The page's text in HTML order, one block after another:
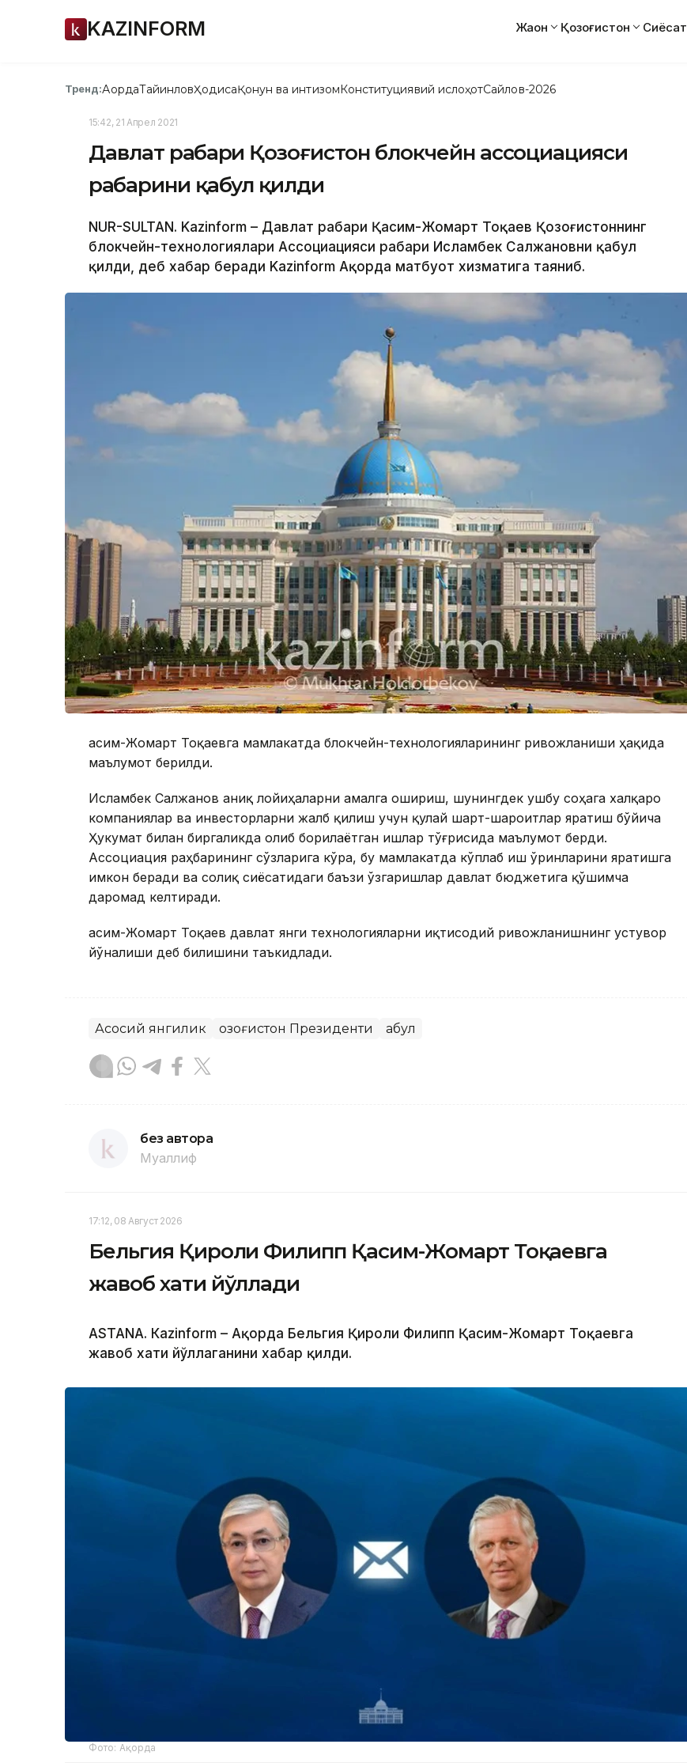
KAZINFORM Жаҳон Қозоғистон Сиёсат
Тренд:АқордаТайинловҲодисаҚонун ва интизомКонституциявий ислоҳотСайлов-2026
15:42, 21 Апрел 2021
Давлат раҳбари Қозоғистон блокчейн ассоциацияси
раҳбарини қабул қилди
NUR-SULTAN. Kazinform – Давлат раҳбари Қасим-Жомарт Тоқаев Қозоғистоннинг
блокчейн-технологиялари Ассоциацияси раҳбари Исламбек Салжановни қабул
қилди, деб хабар беради Kazinform Ақорда матбуот хизматига таяниб.
Қасим-Жомарт Тоқаевга мамлакатда блокчейн-технологияларининг ривожланиши ҳақида
маълумот берилди.
Исламбек Салжанов аниқ лойиҳаларни амалга ошириш, шунингдек ушбу соҳага халқаро
компаниялар ва инвесторларни жалб қилиш учун қулай шарт-шароитлар яратиш бўйича
Ҳукумат билан биргаликда олиб борилаётган ишлар тўғрисида маълумот берди.
Ассоциация раҳбарининг сўзларига кўра, бу мамлакатда кўплаб иш ўринларини яратишга
имкон беради ва солиқ сиёсатидаги баъзи ўзгаришлар давлат бюджетига қўшимча
даромад келтиради.
Қасим-Жомарт Тоқаев давлат янги технологияларни иқтисодий ривожланишнинг устувор
йўналиши деб билишини таъкидлади.
Асосий янгилик Қозоғистон Президенти Қабул
без автора
Муаллиф
17:12, 08 Август 2026
Бельгия Қироли Филипп Қасим-Жомарт Тоқаевга
жавоб хати йўллади
ASTANА. Кazinform – Ақорда Бельгия Қироли Филипп Қасим-Жомарт Тоқаевга
жавоб хати йўллаганини хабар қилди.
Фото: Ақорда